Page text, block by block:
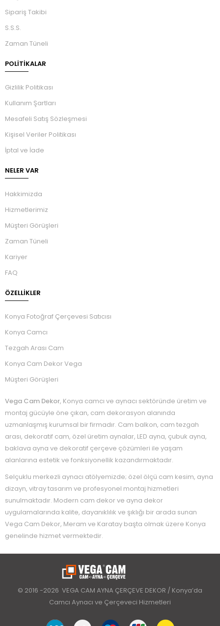
Sipariş Takibi
S.S.S.
Zaman Tüneli
POLİTİKALAR
Gizlilik Politikası
Kullanım Şartları
Mesafeli Satış Sözleşmesi
Kişisel Veriler Politikası
İptal ve İade
NELER VAR
Hakkimizda
Hizmetlerimiz
Müşteri Görüşleri
Zaman Tüneli
Kariyer
FAQ
ÖZELLIKLER
Konya Fotoğraf Çerçevesi Satıcısı
Konya Camcı
Tezgah Arası Cam
Konya Cam Dekor Vega
Müşteri Görüşleri
Vega Cam Dekor, Konya camcı ve aynacı sektöründe üretim ve
montaj gücüyle öne çıkan, cam dekorasyon alanında
uzmanlaşmış kurumsal bir firmadır. Cam balkon, cam tezgah
arası, dekoratif cam, özel üretim aynalar, LED ayna, çubuk ayna,
baklava ayna ve dekoratif çerçeve çözümleri ile yaşam
alanlarına estetik ve fonksiyonellik kazandırmaktadır.
Selçuklu merkezli aynacı atölyemizde; özel ölçü cam kesim, ayna
dizayn, vitray tasarım ve profesyonel montaj hizmetleri
sunulmaktadır. Modern cam dekor ve ayna dekor
uygulamalarında kalite, dayanıklılık ve şıklığı bir arada sunan
Vega Cam Dekor, Meram ve Karatay başta olmak üzere Konya
genelinde hizmet vermektedir.
© 2016 -2026 VEGA CAM AYNA ÇERÇEVE DEKOR / Konya’da
Camcı Aynacı ve Çerçeveci Hizmetleri